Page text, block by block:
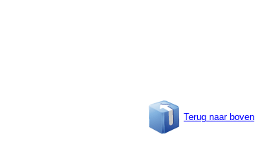
Terug naar boven